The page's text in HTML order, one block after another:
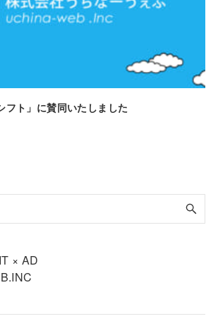
フト」に賛同いたしました
× AD